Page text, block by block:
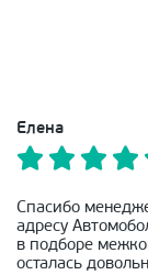
Елена
Спасибо
адресу
в подборе
осталась